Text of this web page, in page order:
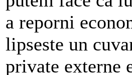
a reporni
lipseste un
private externe